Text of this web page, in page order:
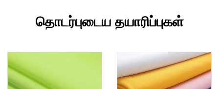
தொடர்புடைய தயாரிப்புகள்